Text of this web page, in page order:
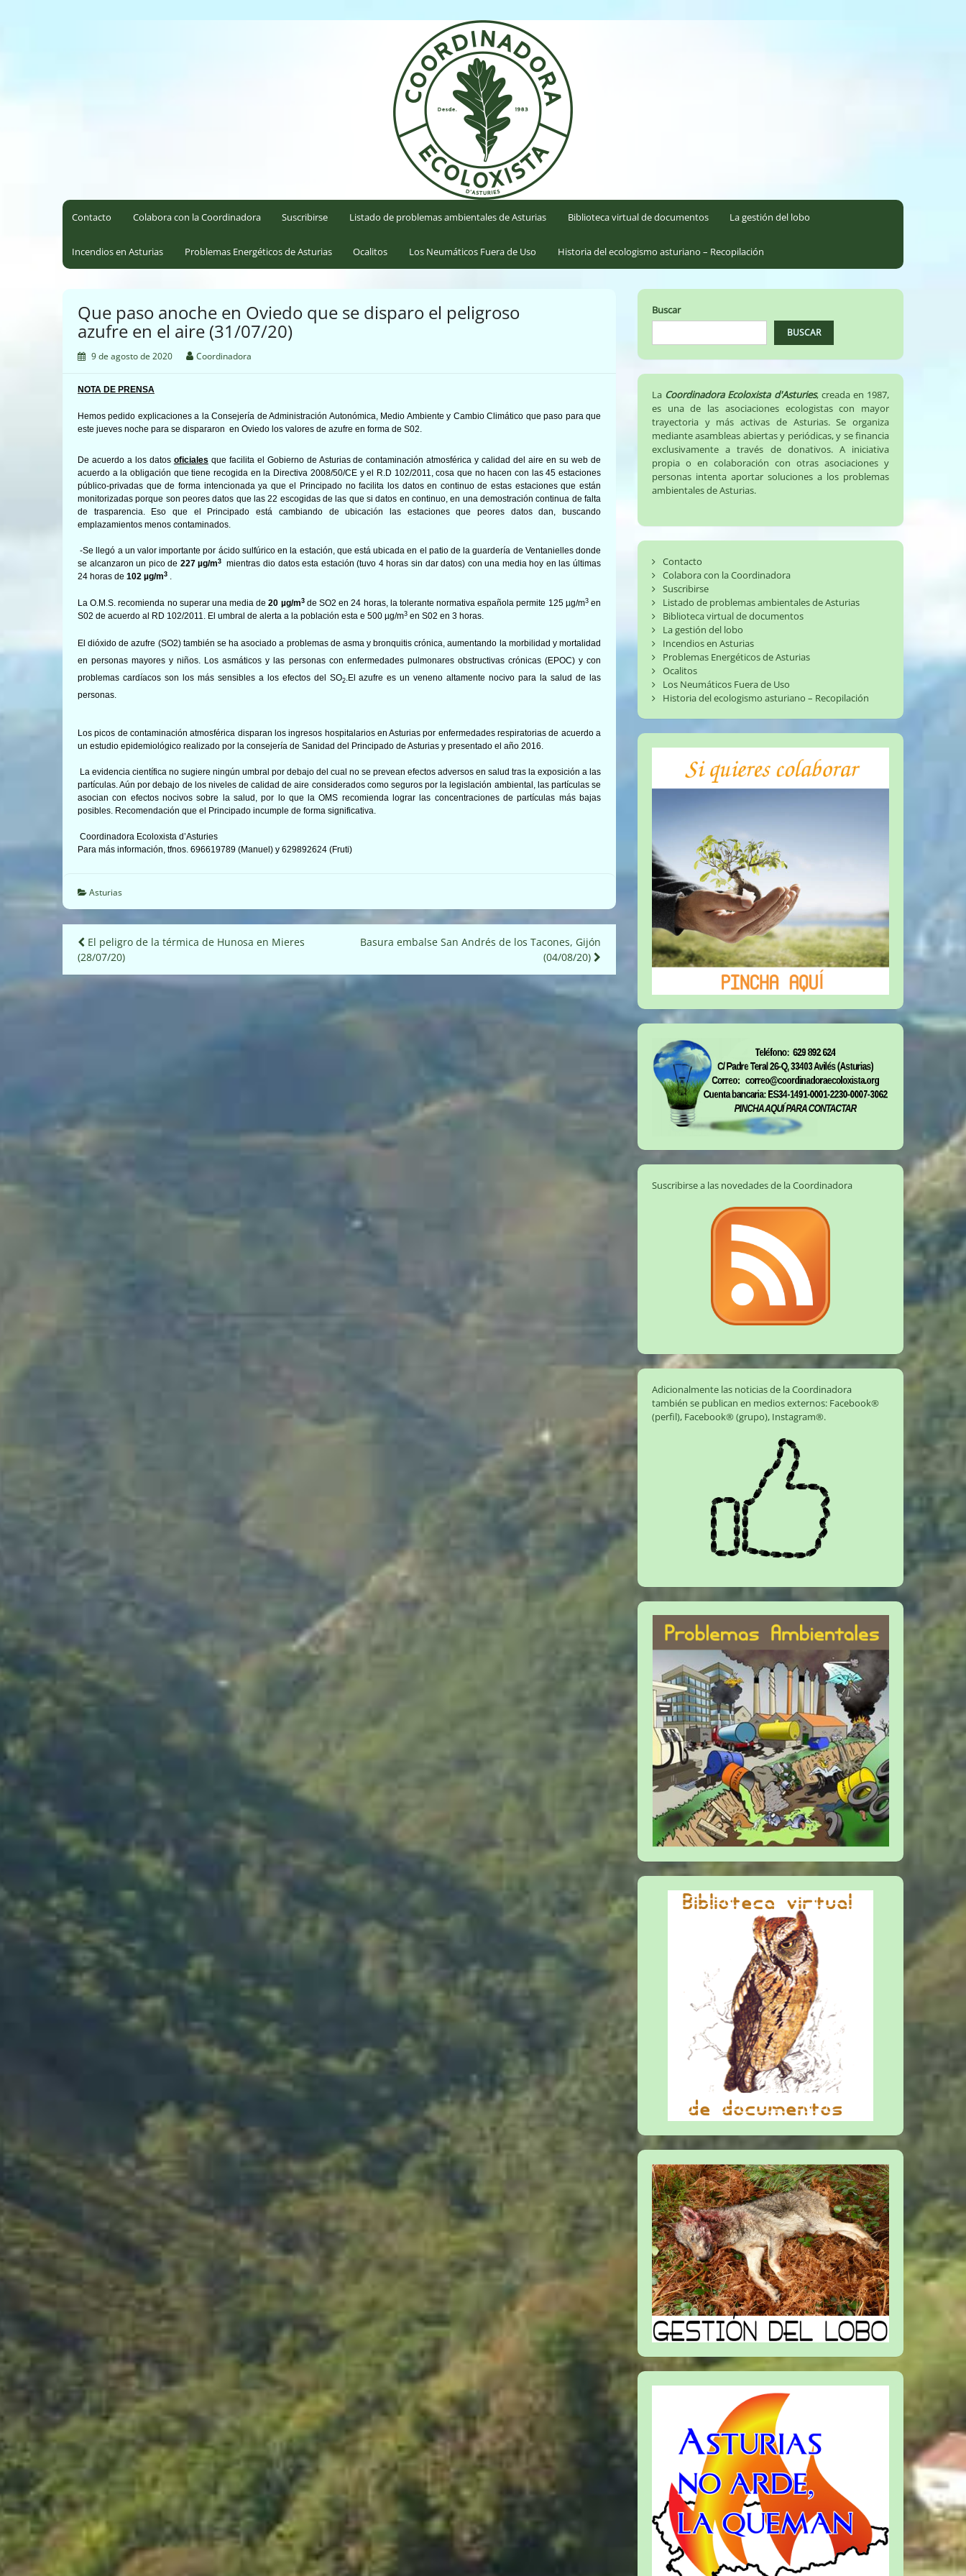
Contacto Colabora con la Coordinadora Suscribirse Listado de problemas ambientales de Asturias Biblioteca virtual de documentos La gestión del lobo
Incendios en Asturias Problemas Energéticos de Asturias Ocalitos Los Neumáticos Fuera de Uso Historia del ecologismo asturiano – Recopilación
Que paso anoche en Oviedo que se disparo el peligroso
azufre en el aire (31/07/20)
9 de agosto de 2020 Coordinadora
NOTA DE PRENSA
Hemos pedido explicaciones a laConsejería de Administración Autonómica, Medio Ambiente y Cambio Climático que paso para que
este jueves noche para se dispararon en Oviedo los valores de azufre en forma de S02.
De acuerdo a los datos oficiales que facilita el Gobierno de Asturias de contaminación atmosférica y calidad del aire en su web de
acuerdo a la obligación que tiene recogida en la Directiva 2008/50/CE y el R.D 102/2011, cosa que no hacen con las 45 estaciones
público-privadas que de forma intencionada ya que el Principado no facilita los datos en continuo de estas estaciones que están
monitorizadas porque son peores datos que las 22 escogidas de las que si datos en continuo, en una demostración continua de falta
de trasparencia. Eso que el Principado está cambiando de ubicación las estaciones que peores datos dan, buscando
emplazamientos menos contaminados.
-Se llegó a un valor importante por ácido sulfúrico en la estación, que está ubicada en el patio de la guardería de Ventanielles donde
se alcanzaronun pico de 227 µg/m3
mientras dio datos esta estación (tuvo 4 horas sin dar datos) con una media hoy en las últimas
24 horas de 102 µg/m3 .
La O.M.S. recomienda no superar una media de20 µg/m3 de SO2 en 24 horas, la tolerante normativa española permite 125 µg/m3 en
S02 de acuerdo al RD 102/2011. El umbral de alerta a la población esta e 500 µg/m3 en S02 en 3 horas.
El dióxido de azufre (SO2) también se ha asociado a problemas de asma y bronquitis crónica, aumentando la morbilidad y mortalidad
en personas mayores y niños. Los asmáticos y las personas con enfermedades pulmonares obstructivas crónicas (EPOC) y con
problemas cardíacos son los más sensibles a los efectos del SO2.El azufre es un veneno altamente nocivo para la salud de las
personas.
Los picos de contaminación atmosférica disparan los ingresos hospitalarios en Asturias por enfermedades respiratorias de acuerdo a
un estudio epidemiológico realizado por la consejería de Sanidad del Principado de Asturias y presentado el año 2016.
La evidencia científica no sugiere ningún umbral por debajo del cual no se prevean efectos adversos en salud tras la exposición a las
partículas. Aún por debajo de los niveles de calidad de aire considerados como seguros por la legislación ambiental, las partículas se
asocian con efectos nocivos sobre la salud, por lo que la OMS recomienda lograr las concentraciones de partículas más bajas
posibles. Recomendación que el Principado incumple de forma significativa.
Coordinadora Ecoloxista d’Asturies
Para más información, tfnos. 696619789 (Manuel) y 629892624 (Fruti)
Asturias
Navegación
de
entradas
El peligro de la térmica de Hunosa en Mieres
(28/07/20)
Basura embalse San Andrés de los Tacones, Gijón
(04/08/20)
Buscar
BUSCAR
La Coordinadora Ecoloxista d'Asturies, creada en 1987,
es una de las asociaciones ecologistas con mayor
trayectoria y más activas de Asturias. Se organiza
mediante asambleas abiertas y periódicas, y se financia
exclusivamente a través de donativos. A iniciativa
propia o en colaboración con otras asociaciones y
personas intenta aportar soluciones a los problemas
ambientales de Asturias.
Contacto
Colabora con la Coordinadora
Suscribirse
Listado de problemas ambientales de Asturias
Biblioteca virtual de documentos
La gestión del lobo
Incendios en Asturias
Problemas Energéticos de Asturias
Ocalitos
Los Neumáticos Fuera de Uso
Historia del ecologismo asturiano – Recopilación
Suscribirse a las novedades de la Coordinadora
Adicionalmente las noticias de la Coordinadora
también se publican en medios externos: Facebook®
(perfil), Facebook® (grupo), Instagram®.